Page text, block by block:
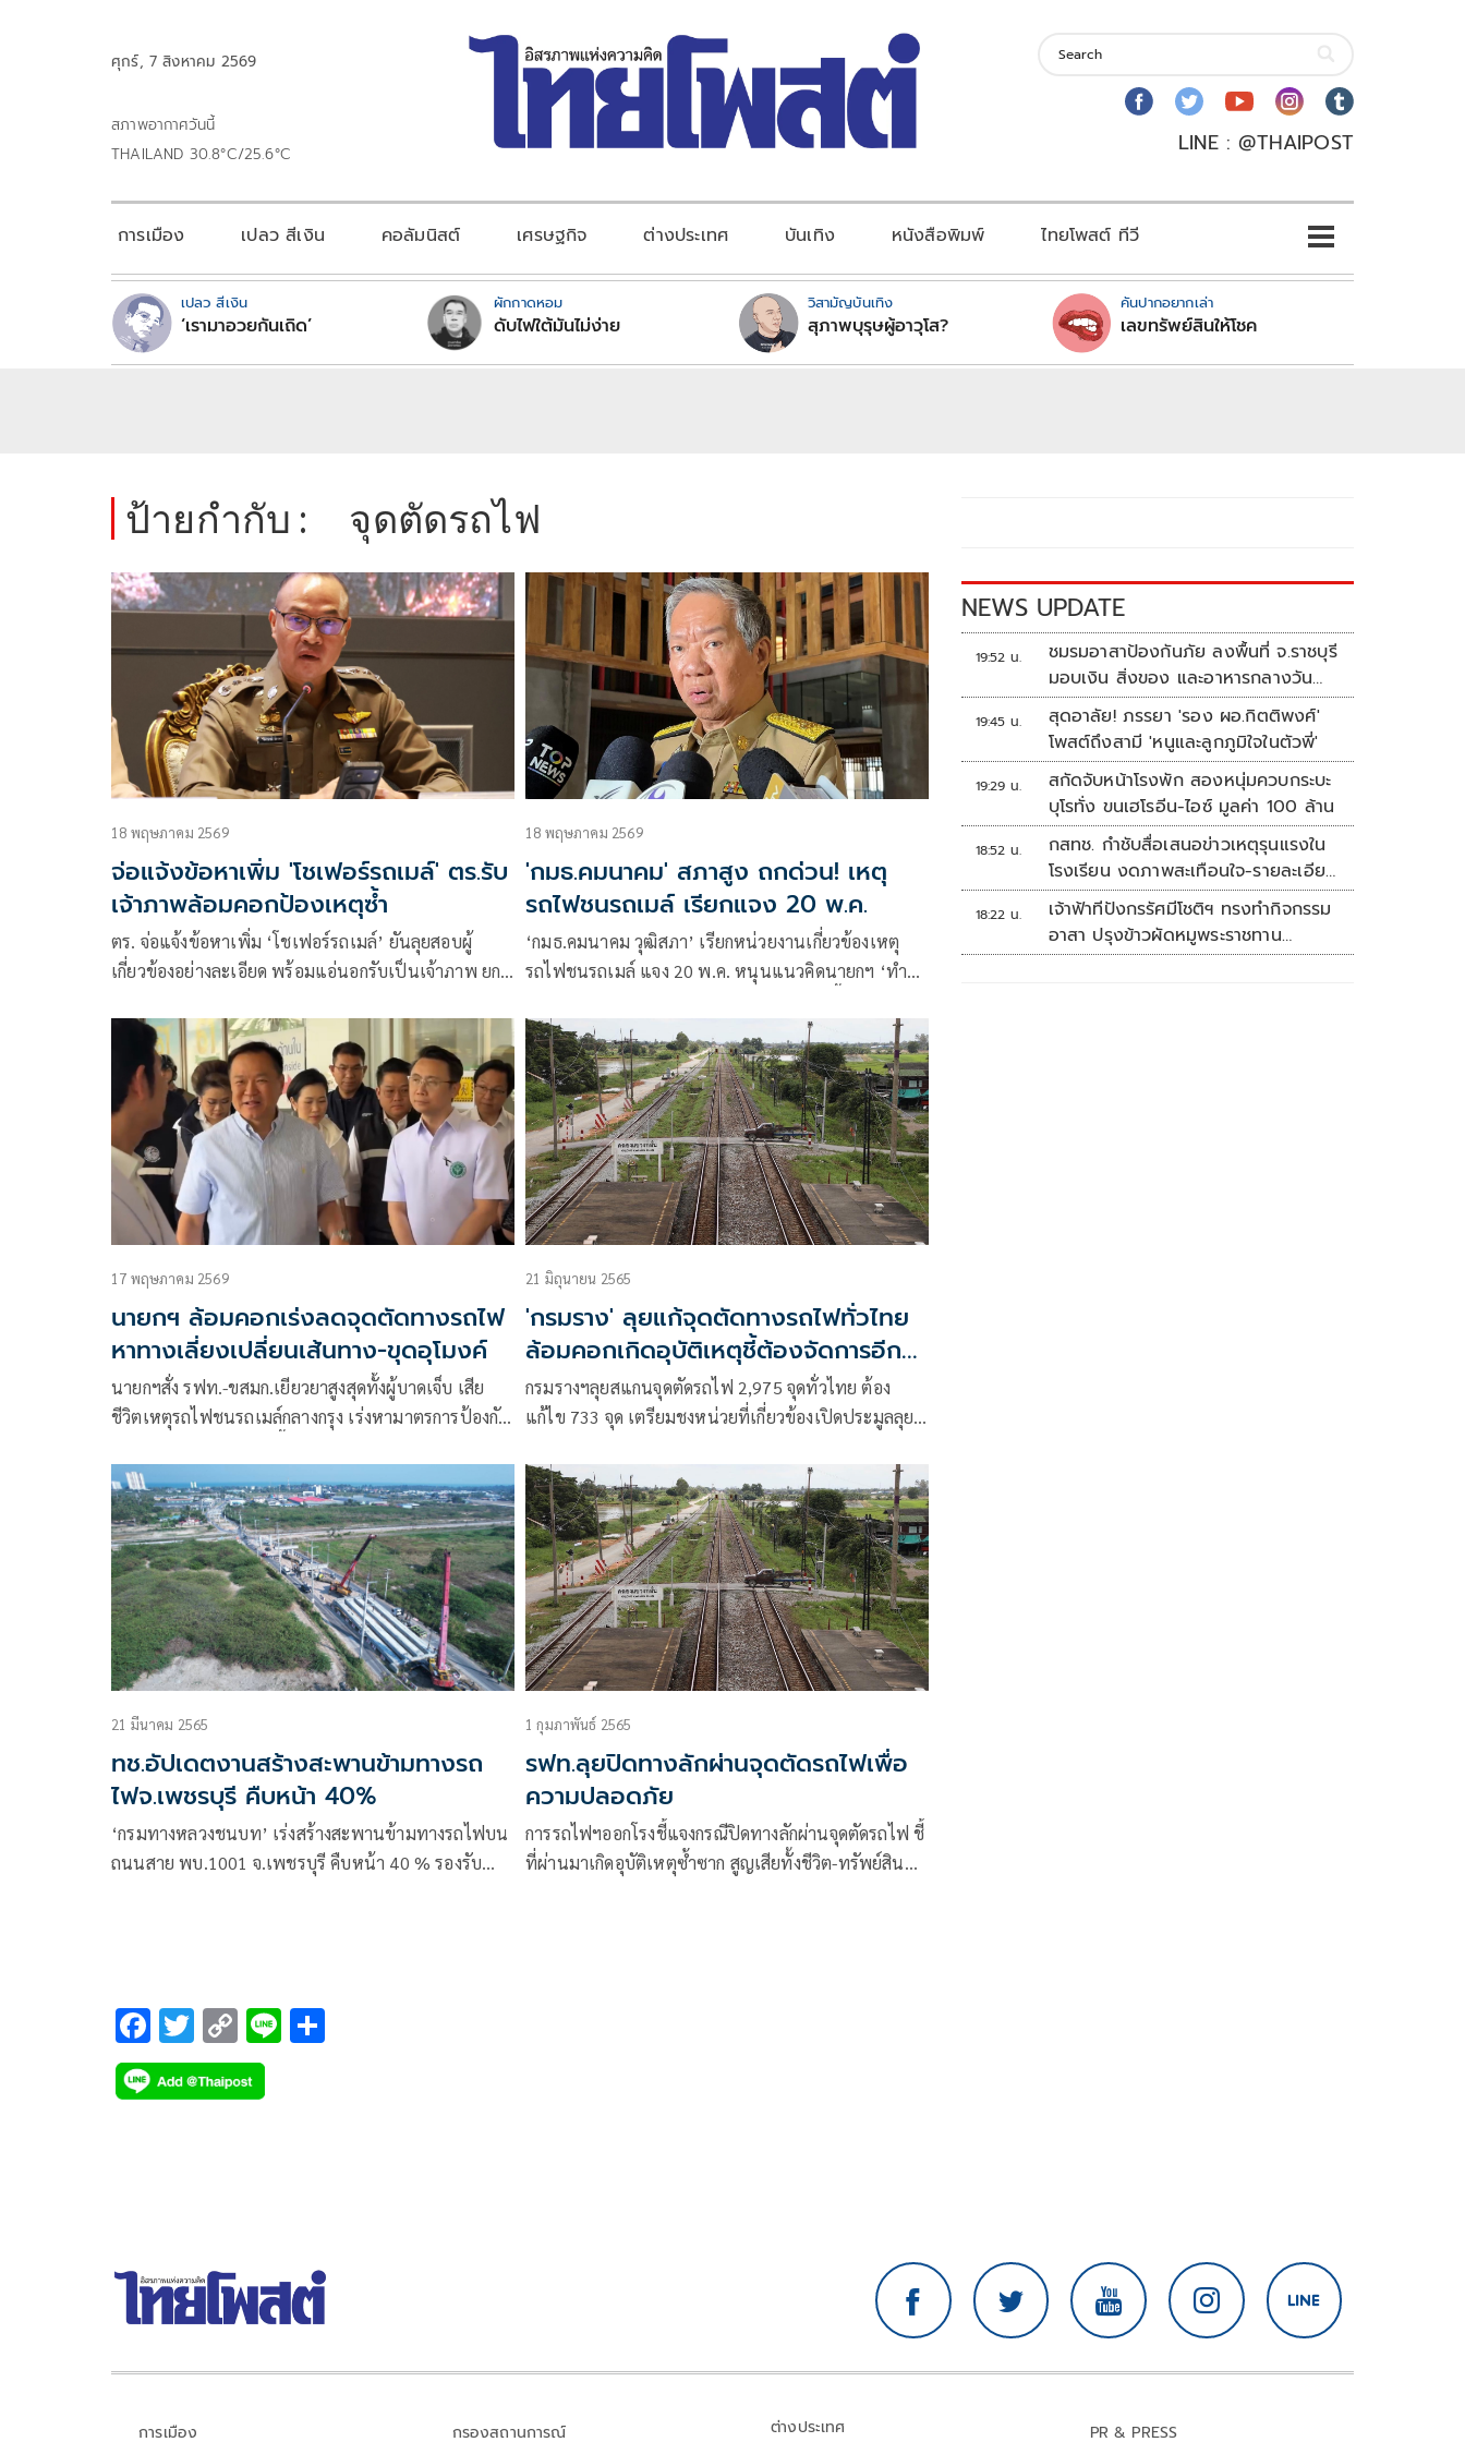
ศุกร์, 7 สิงหาคม 2569
สภาพอากาศวันนี้
THAILAND 30.8°C/25.6°C
LINE : @THAIPOST
การเมือง เปลว สีเงิน คอลัมนิสต์ เศรษฐกิจ ต่างประเทศ บันเทิง หนังสือพิมพ์ ไทยโพสต์ ทีวี
เปลว สีเงิน
‘เรามาอวยกันเถิด’
ผักกาดหอม
ดับไฟใต้มันไม่ง่าย
วิสามัญบันเทิง
สุภาพบุรุษผู้อาวุโส?
คันปากอยากเล่า
เลขทรัพย์สินให้โชค
ป้ายกำกับ : จุดตัดรถไฟ
18 พฤษภาคม 2569
จ่อแจ้งข้อหาเพิ่ม 'โชเฟอร์รถเมล์' ตร.รับ
เจ้าภาพล้อมคอกป้องเหตุซ้ำ
ตร. จ่อแจ้งข้อหาเพิ่ม ‘โชเฟอร์รถเมล์’ ยันลุยสอบผู้
เกี่ยวข้องอย่างละเอียด พร้อมแอ่นอกรับเป็นเจ้าภาพ ยก
เหตุซ้ำอีก
18 พฤษภาคม 2569
'กมธ.คมนาคม' สภาสูง ถกด่วน! เหตุ
รถไฟชนรถเมล์ เรียกแจง 20 พ.ค.
‘กมธ.คมนาคม วุฒิสภา’ เรียกหน่วยงานเกี่ยวข้องเหตุ
รถไฟชนรถเมล์ แจง 20 พ.ค. หนุนแนวคิดนายกฯ ‘ทำ
ความผิดไม่ได้หลังพบคนขับฉี่ม่วง
17 พฤษภาคม 2569
นายกฯ ล้อมคอกเร่งลดจุดตัดทางรถไฟ
หาทางเลี่ยงเปลี่ยนเส้นทาง-ขุดอุโมงค์
นายกฯสั่ง รฟท.-ขสมก.เยียวยาสูงสุดทั้งผู้บาดเจ็บ เสีย
ชีวิตเหตุรถไฟชนรถเมล์กลางกรุง เร่งหามาตรการป้องกัน
อุโมงค์
21 มิถุนายน 2565
'กรมราง' ลุยแก้จุดตัดทางรถไฟทั่วไทย
ล้อมคอกเกิดอุบัติเหตุชี้ต้องจัดการอีก
733 จุด
กรมรางฯลุยสแกนจุดตัดรถไฟ 2,975 จุดทั่วไทย ต้อง
แก้ไข 733 จุด เตรียมชงหน่วยที่เกี่ยวข้องเปิดประมูลลุย
ข้อมูลจุดตัดชำรุดผ่านแอพ จี้เจ้าหน้าที่ซ่อมทันที
21 มีนาคม 2565
ทช.อัปเดตงานสร้างสะพานข้ามทางรถ
ไฟจ.เพชรบุรี คืบหน้า 40%
‘กรมทางหลวงชนบท’ เร่งสร้างสะพานข้ามทางรถไฟบน
ถนนสาย พบ.1001 จ.เพชรบุรี คืบหน้า 40 % รองรับ
1 กุมภาพันธ์ 2565
รฟท.ลุยปิดทางลักผ่านจุดตัดรถไฟเพื่อ
ความปลอดภัย
การรถไฟฯออกโรงชี้แจงกรณีปิดทางลักผ่านจุดตัดรถไฟ ชี้
ที่ผ่านมาเกิดอุบัติเหตุซ้ำซาก สูญเสียทั้งชีวิต-ทรัพย์สิน
F
ac
e
T
wi
tt
C
o
p
Li
NEWS UPDATE
19:52 น.
ชมรมอาสาป้องกันภัย ลงพื้นที่ จ.ราชบุรี
มอบเงิน สิ่งของ และอาหารกลางวัน
แก่โรงเรียนบ้านหนองน้ำใส
19:45 น.
สุดอาลัย! ภรรยา 'รอง ผอ.กิตติพงศ์'
โพสต์ถึงสามี 'หนูและลูกภูมิใจในตัวพี่'
19:29 น.
สกัดจับหน้าโรงพัก สองหนุ่มควบกระบะ
บุโรทั่ง ขนเฮโรอีน-ไอซ์ มูลค่า 100 ล้าน
18:52 น.
กสทช. กำชับสื่อเสนอข่าวเหตุรุนแรงใน
โรงเรียน งดภาพสะเทือนใจ-รายละเอียด
เสี่ยงเลียนแบบ
18:22 น.
เจ้าฟ้าทีปังกรรัศมีโชติฯ ทรงทำกิจกรรม
อาสา ปรุงข้าวผัดหมูพระราชทาน
ประชาชน
การเมือง กรองสถานการณ์ ต่างประเทศ PR & PRESS